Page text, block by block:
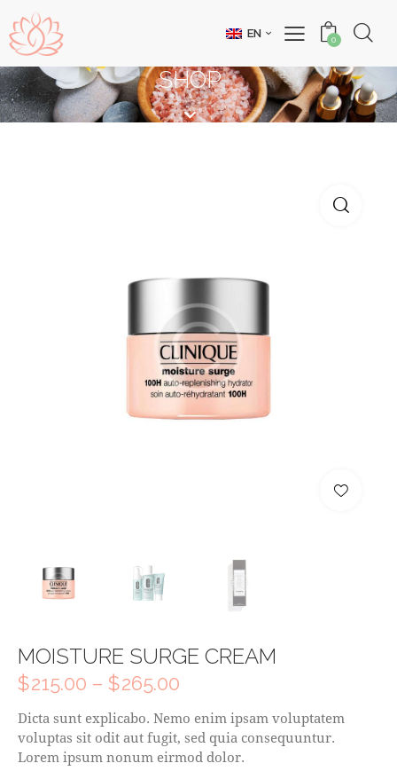
EN 0
SHOP
MOISTURE SURGE CREAM
$215.00 – $265.00
Dicta sunt explicabo. Nemo enim ipsam voluptatem
voluptas sit odit aut fugit, sed quia consequuntur.
Lorem ipsum nonum eirmod dolor.